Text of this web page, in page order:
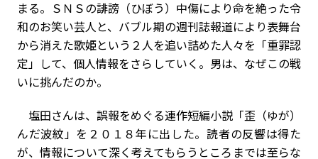
まる。ＳＮＳの誹謗（ひぼう）中傷により命を絶った令
和のお笑い芸人と、バブル期の週刊誌報道により表舞台
から消えた歌姫という２人を追い詰めた人々を「重罪認
定」して、個人情報をさらしていく。男は、なぜこの戦
いに挑んだのか――。
塩田さんは、誤報をめぐる連作短編小説「歪（ゆが）
んだ波紋」を２０１８年に出した。読者の反響は得た
が、情報について深く考えてもらうところまでは至らな